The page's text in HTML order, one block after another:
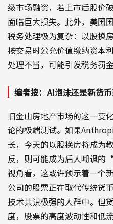
级市场融资，若上市后股价
面临巨大损失。此外，美国
税务处理极为复杂：以股
按交易时公允价值缴纳资本
处理不当，可能引发税务罚金
编者按：AI泡沫还是新货币
旧金山房地产市场的这一
论的极端测试。如果
长，今天的以股换房将成
反，则可能成为后人嘲讽
视角看，这或许预示着一个
公司的股票正在取代传统货
技术共识极强的人群中。但
度，股票的高度波动性和低